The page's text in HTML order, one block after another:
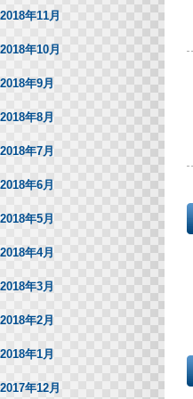
2018年11月
2018年10月
2018年9月
2018年8月
2018年7月
2018年6月
2018年5月
2018年4月
2018年3月
2018年2月
2018年1月
2017年12月